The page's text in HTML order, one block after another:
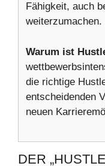
Fähigkeit, auch
weiterzumachen.
Warum ist
die richtige
entscheidenden
neuen
DER